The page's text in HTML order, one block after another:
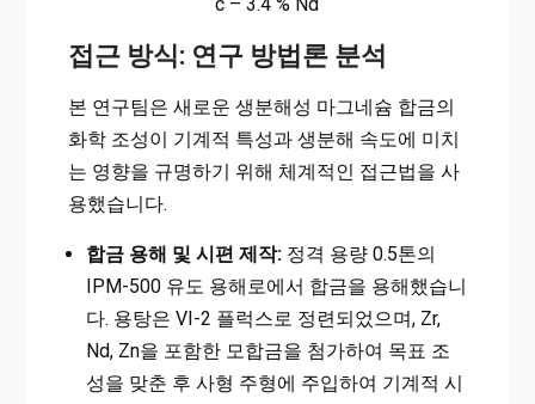
접근 방식: 연구 방법론 분석
본 연구팀은 새로운 생분해성 마그네슘 합금의
화학 조성이 기계적 특성과 생분해 속도에 미치
는 영향을 규명하기 위해 체계적인 접근법을 사
용했습니다.
합금 용해 및 시편 제작:정격 용량 0.5톤의
IPM-500 유도 용해로에서 합금을 용해했습니
다. 용탕은 VI-2 플럭스로 정련되었으며, Zr,
Nd, Zn을 포함한 모합금을 첨가하여 목표 조
성을 맞춘 후 사형 주형에 주입하여 기계적 시